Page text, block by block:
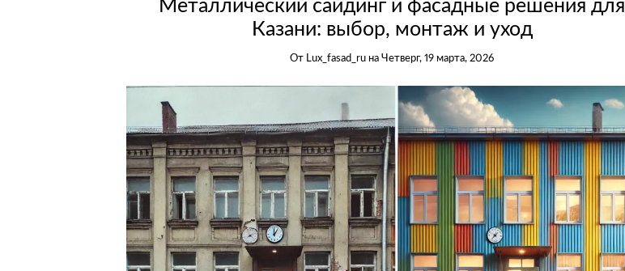
Металлический сайдинг и фасадные решения для
Казани: выбор, монтаж и уход
От Lux_fasad_ru наЧетверг, 19 марта, 2026